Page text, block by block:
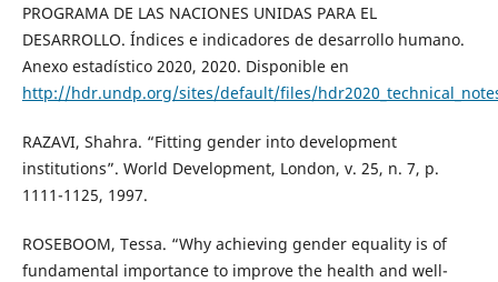
PROGRAMA DE LAS NACIONES UNIDAS PARA EL
DESARROLLO. Índices e indicadores de desarrollo humano.
Anexo estadístico 2020, 2020. Disponible en
http://hdr.undp.org/sites/default/files/
RAZAVI, Shahra. “Fitting gender into development
institutions”. World Development, London, v. 25, n. 7, p.
1111-1125, 1997.
ROSEBOOM, Tessa. “Why achieving gender equality is of
fundamental importance to improve the health and well-